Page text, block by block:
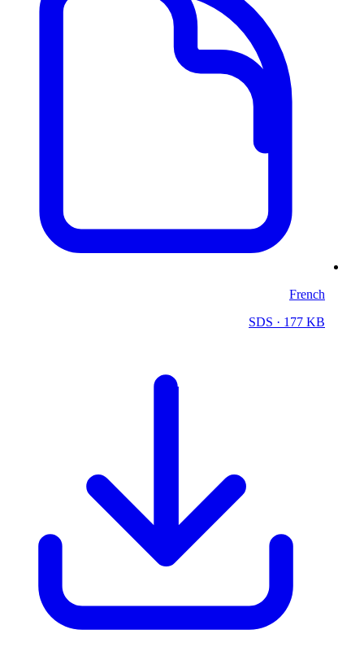
French
SDS · 177 KB